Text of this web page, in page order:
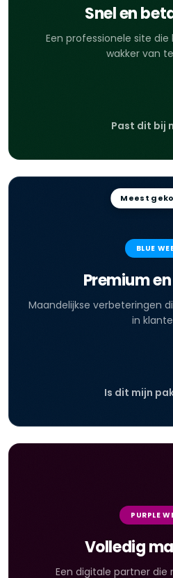
Snel en
Een professionele site
wakker van
Past dit bij
Meest
BLUE
Premium
Maandelijkse verbeteringen
in
Is dit mijn
PURPLE
Volledig
Een digitale partner